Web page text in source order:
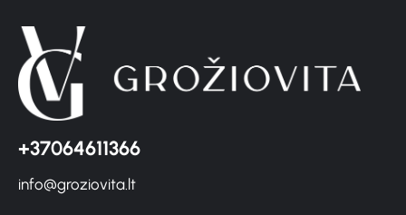
+37064611366
info@groziovita.lt